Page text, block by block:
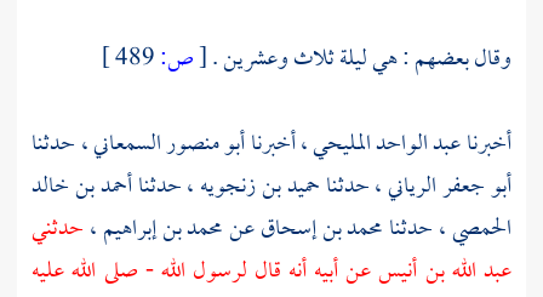
وقال بعضهم : هي ليلة ثلاث وعشرين .[ص:
أخبرناعبد الواحد المليحي، أخبرناأبو منصور السمعاني، حدثنا
أبو جعفر الرياني، حدثناحميد بن زنجويه، حدثناأحمد بن خالد
الحمصي، حدثنامحمد بن إسحاقعنمحمد بن إبراهيم،حدثني
عبد الله بن أنيسعن أبيه أنه قال لرسول الله - صلى الله عليه